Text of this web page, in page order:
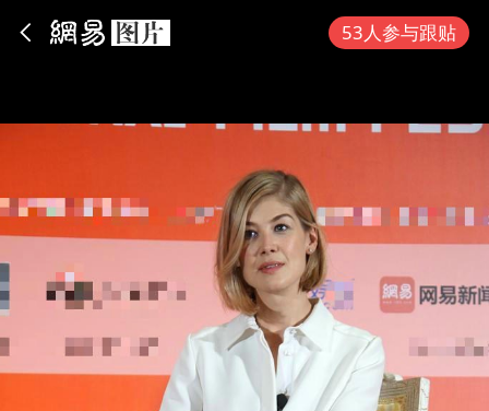
53人参与跟贴